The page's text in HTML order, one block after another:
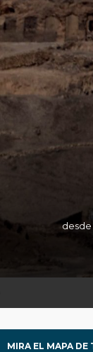
desde
MIRA EL MAPA DE